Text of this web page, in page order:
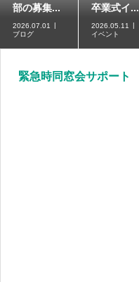
部の募集...
2026.07.01
ブログ
卒業式イ...
2026.05.11
イベント
緊急時同窓会サポート